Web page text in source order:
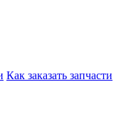
Как заказать запчасти